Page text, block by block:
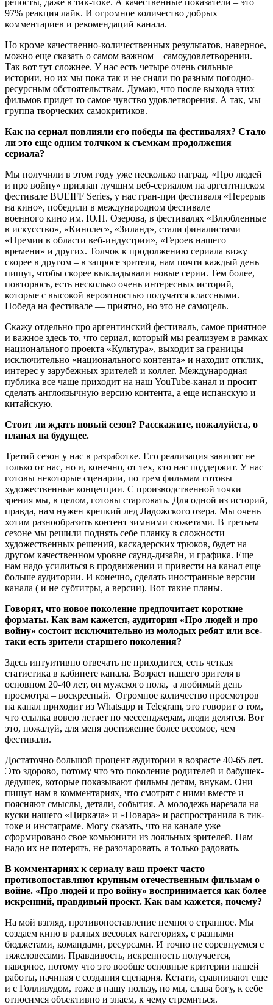
97% реакция лайк. И огромное количество добрых
комментариев и рекомендаций канала.
Но кроме качественно-количественных результатов, наверное,
можно еще сказать о самом важном – самоудовлетворении.
Так вот тут сложнее. У нас есть четыре очень сильные
истории, но их мы пока так и не сняли по разным погодно-
ресурсным обстоятельствам. Думаю, что после выхода этих
фильмов придет то самое чувство удовлетворения. А так, мы
группа творческих самокритиков.
Как на сериал повлияли его победы на фестивалях? Стало
ли это еще одним толчком к съемкам продолжения
сериала?
Мы получили в этом году уже несколько наград. «Про людей
и про войну» признан лучшим веб-сериалом на аргентинском
фестивале BUEIFF Series, у нас гран-при фестиваля «Перерыв
на кино», победили в международном фестивале
военного кино им. Ю.Н. Озерова, в фестивалях «Влюбленные
в искусство», «Кинолес», «Зиланд», стали финалистами
«Премии в области веб-индустрии», «Героев нашего
времени» и других. Толчок к продолжению сериала вижу
скорее в другом – в запросе зрителя, нам почти каждый день
пишут, чтобы скорее выкладывали новые серии. Тем более,
повторюсь, есть несколько очень интересных историй,
которые с высокой вероятностью получатся классными.
Победа на фестивале — приятно, но это не самоцель.
Скажу отдельно про аргентинский фестиваль, самое приятное
и важное здесь то, что сериал, который мы реализуем в рамках
национального проекта «Культура», выходит за границы
исключительно «национального контента» и находит отклик,
интерес у зарубежных зрителей и коллег. Международная
публика все чаще приходит на наш YouTube-канал и просит
сделать англоязычную версию контента, а еще испанскую и
китайскую.
Стоит ли ждать новый сезон? Расскажите, пожалуйста, о
планах на будущее.
Третий сезон у нас в разработке. Его реализация зависит не
только от нас, но и, конечно, от тех, кто нас поддержит. У нас
готовы некоторые сценарии, по трем фильмам готовы
художественные концепции. С производственной точки
зрения мы, в целом, готовы стартовать. Для одной из историй,
правда, нам нужен крепкий лед Ладожского озера. Мы очень
хотим разнообразить контент зимними сюжетами. В третьем
сезоне мы решили поднять себе планку в сложности
художественных решений, каскадерских трюков, будет на
другом качественном уровне саунд-дизайн, и графика. Еще
нам надо усилиться в продвижении и привести на канал еще
больше аудитории. И конечно, сделать иностранные версии
канала ( и не субтитры, а версии). Вот такие планы.
Говорят, что новое поколение предпочитает короткие
форматы. Как вам кажется, аудитория «Про людей и про
войну» состоит исключительно из молодых ребят или все-
таки есть зрители старшего поколения?
Здесь интуитивно отвечать не приходится, есть четкая
статистика в кабинете канала. Возраст нашего зрителя в
основном 20-40 лет, он мужского пола, а любимый день
просмотра – воскресный. Огромное количество просмотров
на канал приходит из Whatsapp и Telegram, это говорит о том,
что ссылка вовсю летает по мессенджерам, люди делятся. Вот
это, пожалуй, для меня достижение более весомое, чем
фестивали.
Достаточно большой процент аудитории в возрасте 40-65 лет.
Это здорово, потому что это поколение родителей и бабушек-
дедушек, которые показывают фильмы детям, внукам. Они
пишут нам в комментариях, что смотрят с ними вместе и
поясняют смыслы, детали, события. А молодежь нарезала на
куски нашего «Циркача» и «Повара» и распространила в тик-
токе и инстаграме. Могу сказать, что на канале уже
сформировано свое комьюнити из лояльных зрителей. Нам
надо их не потерять, не разочаровать, а только радовать.
В комментариях к сериалу ваш проект часто
противопоставляют крупным отечественным фильмам о
войне. «Про людей и про войну» воспринимается как более
искренний, правдивый проект. Как вам кажется, почему?
На мой взгляд, противопоставление немного странное. Мы
создаем кино в разных весовых категориях, с разными
бюджетами, командами, ресурсами. И точно не соревнуемся с
тяжеловесами. Правдивость, искренность получается,
наверное, потому что это вообще основные критерии нашей
работы, начиная с создания сценария. Кстати, сравнивают еще
и с Голливудом, тоже в нашу пользу, но мы, слава богу, к себе
относимся объективно и знаем, к чему стремиться.